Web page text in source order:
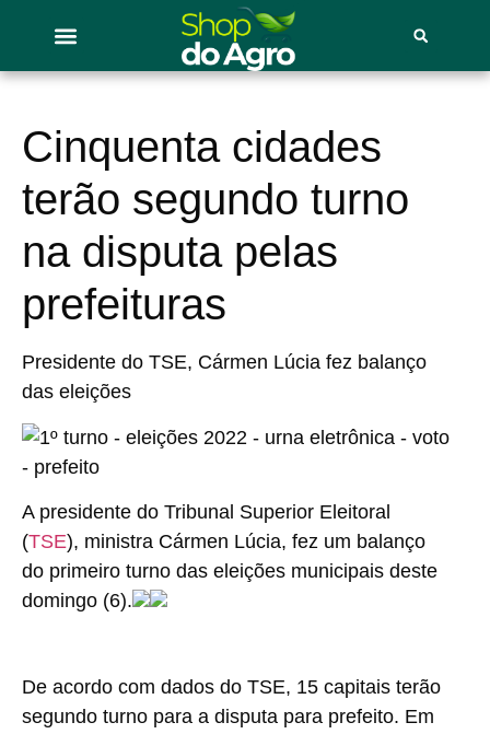
Cinquenta cidades
terão segundo turno
na disputa pelas
prefeituras
Presidente do TSE, Cármen Lúcia fez balanço
das eleições
A presidente do Tribunal Superior Eleitoral
(TSE), ministra Cármen Lúcia, fez um balanço
do primeiro turno das eleições municipais deste
domingo (6).
De acordo com dados do TSE, 15 capitais terão
segundo turno para a disputa para prefeito. Em